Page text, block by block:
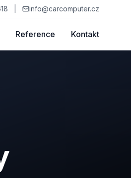
info@carcomputer.cz
Reference Kontakt